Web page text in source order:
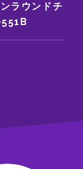
ラウンドチ